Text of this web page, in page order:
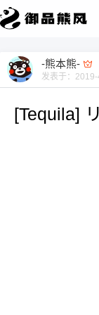
-熊本熊-
发表于：
[Tequila]